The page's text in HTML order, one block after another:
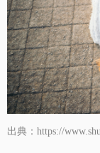
出典：https://